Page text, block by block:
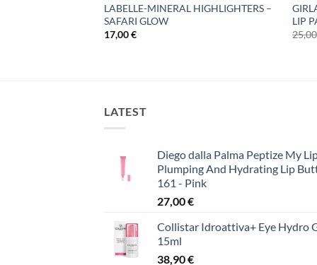
LABELLE-MINERAL HIGHLIGHTERS –
SAFARI GLOW
17,00€
LIP
LATEST
Diego dalla Palma Peptize My
Plumping And Hydrating Lip
161 - Pink
27,00€
Collistar Idroattiva+ Eye Hydro
15ml
38,90€